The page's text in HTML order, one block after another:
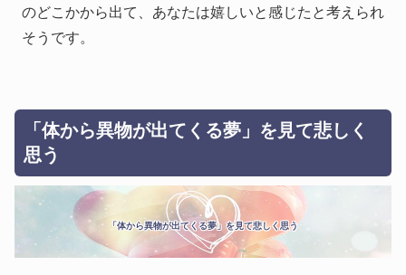
のどこかから出て、あなたは嬉しいと感じたと考えられ
そうです。
「体から異物が出てくる夢」を見て悲しく
思う
「体から異物が出てくる夢」を見て悲しく思う